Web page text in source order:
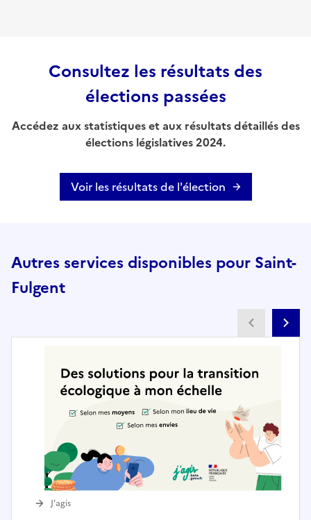
Consultez les résultats des
élections passées
Accédez aux statistiques et aux résultats détaillés des
élections législatives 2024.
Voir les résultats de l'élection
Autres services disponibles pour Saint-
Fulgent
J’agis